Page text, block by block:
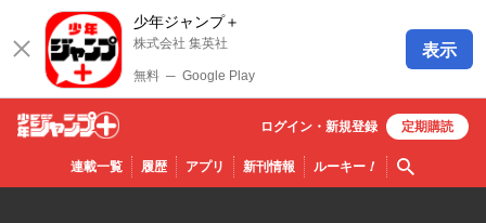
少年ジャンプ＋
株式会社 集英社
無料 ─ Google Play
表示
少年ジ
ャンプ
連載一覧 履歴 アプリ 新刊情報 ルーキー！ 検索
ログイン・ 新規登録 定期購読